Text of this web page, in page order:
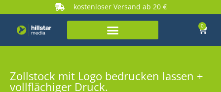
kostenloser Versand ab 20 €
0
Zollstock mit Logo bedrucken lassen +
vollflächiger Druck.